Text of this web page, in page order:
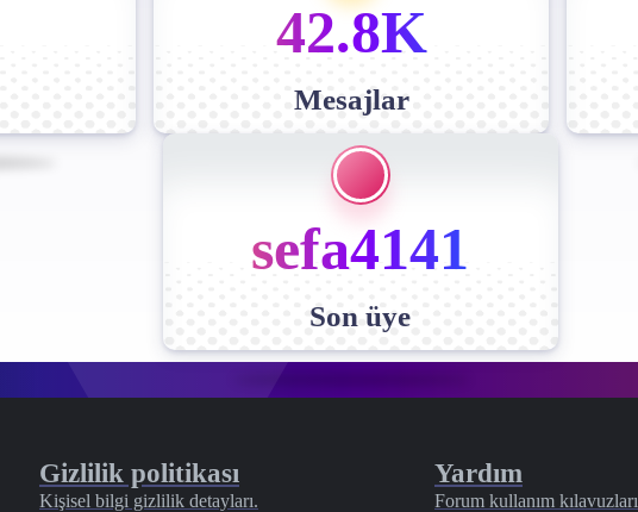
42.8K
Mesajlar
sefa4141
Son üye
Gizlilik politikası
Kişisel bilgi gizlilik detayları.
Yardım
Forum kullanım kılavuzları